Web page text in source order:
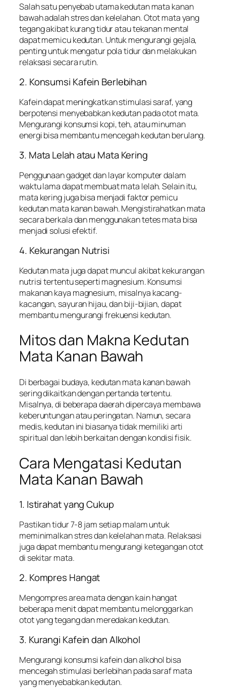
Salah satu penyebab utama kedutan mata kanan
bawah adalah stres dan kelelahan. Otot mata yang
tegang akibat kurang tidur atau tekanan mental
dapat memicu kedutan. Untuk mengurangi gejala,
penting untuk mengatur pola tidur dan melakukan
relaksasi secara rutin.
2. Konsumsi Kafein Berlebihan
Kafein dapat meningkatkan stimulasi saraf, yang
berpotensi menyebabkan kedutan pada otot mata.
Mengurangi konsumsi kopi, teh, atau minuman
energi bisa membantu mencegah kedutan berulang.
3. Mata Lelah atau Mata Kering
Penggunaan gadget dan layar komputer dalam
waktu lama dapat membuat mata lelah. Selain itu,
mata kering juga bisa menjadi faktor pemicu
kedutan mata kanan bawah. Mengistirahatkan mata
secara berkala dan menggunakan tetes mata bisa
menjadi solusi efektif.
4. Kekurangan Nutrisi
Kedutan mata juga dapat muncul akibat kekurangan
nutrisi tertentu seperti magnesium. Konsumsi
makanan kaya magnesium, misalnya kacang-
kacangan, sayuran hijau, dan biji-bijian, dapat
membantu mengurangi frekuensi kedutan.
Mitos dan Makna Kedutan
Mata Kanan Bawah
Di berbagai budaya, kedutan mata kanan bawah
sering dikaitkan dengan pertanda tertentu.
Misalnya, di beberapa daerah dipercaya membawa
keberuntungan atau peringatan. Namun, secara
medis, kedutan ini biasanya tidak memiliki arti
spiritual dan lebih berkaitan dengan kondisi fisik.
Cara Mengatasi Kedutan
Mata Kanan Bawah
1. Istirahat yang Cukup
Pastikan tidur 7-8 jam setiap malam untuk
meminimalkan stres dan kelelahan mata. Relaksasi
juga dapat membantu mengurangi ketegangan otot
di sekitar mata.
2. Kompres Hangat
Mengompres area mata dengan kain hangat
beberapa menit dapat membantu melonggarkan
otot yang tegang dan meredakan kedutan.
3. Kurangi Kafein dan Alkohol
Mengurangi konsumsi kafein dan alkohol bisa
mencegah stimulasi berlebihan pada saraf mata
yang menyebabkan kedutan.